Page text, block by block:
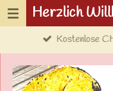
Zum
Kostenlose